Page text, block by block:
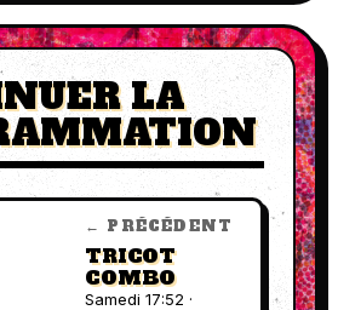
LA
← PRÉCÉDENT
TRICOT
COMBO
Samedi 17:52 ·